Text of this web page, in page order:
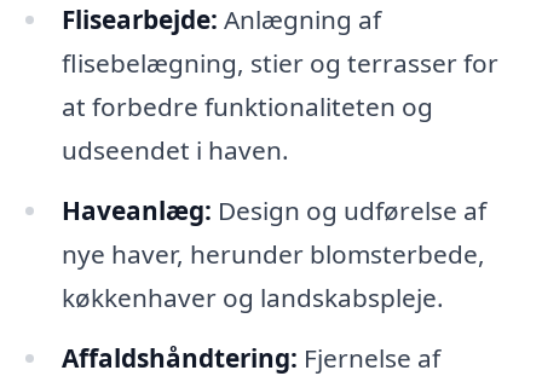
Flisearbejde: Anlægning af
flisebelægning, stier og terrasser for
at forbedre funktionaliteten og
udseendet i haven.
Haveanlæg: Design og udførelse af
nye haver, herunder blomsterbede,
køkkenhaver og landskabspleje.
Affaldshåndtering: Fjernelse af